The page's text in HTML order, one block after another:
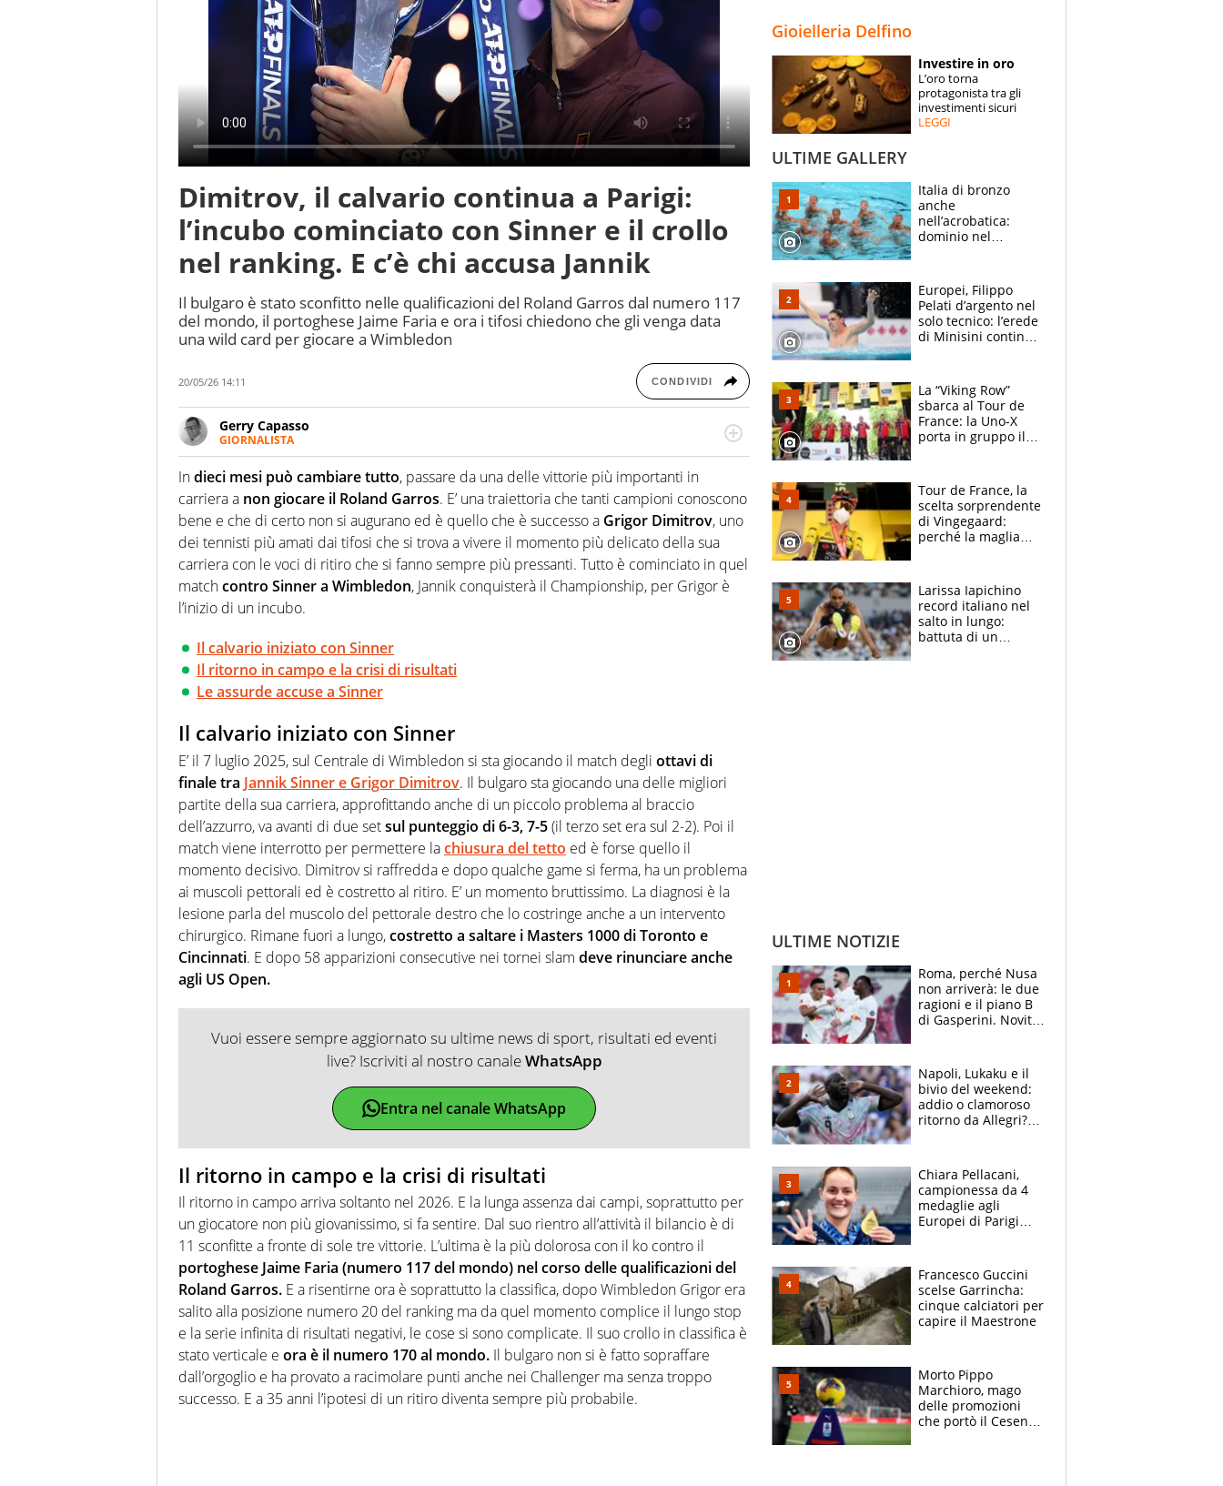
ESPERTI
CONTATTI
Dimitrov, il calvario continua a Parigi:
l’incubo cominciato con Sinner e il crollo
nel ranking. E c’è chi accusa Jannik
Il bulgaro è stato sconfitto nelle qualificazioni del Roland Garros dal numero 117
del mondo, il portoghese Jaime Faria e ora i tifosi chiedono che gli venga data
una wild card per giocare a Wimbledon
20/05/26 14:11 CONDIVIDI
Gerry Capasso
GIORNALISTA
Per lui gli sport americani non hanno segreti: basket, football, baseball e la capacità
innata di trovare la notizia dove altri non vedono granché
Indieci mesi può cambiare tutto, passare da una delle vittorie più importanti in
carriera a non giocare il Roland Garros. E’ una traiettoria che tanti campioni conoscono
bene e che di certo non si augurano ed è quello che è successo a Grigor Dimitrov, uno
dei tennisti più amati dai tifosi che si trova a vivere il momento più delicato della sua
carriera con le voci di ritiro che si fanno sempre più pressanti. Tutto è cominciato in quel
matchcontro Sinner a Wimbledon, Jannik conquisterà il Championship, per Grigor è
l’inizio di un incubo.
Il calvario iniziato con Sinner
Il ritorno in campo e la crisi di risultati
Le assurde accuse a Sinner
Il calvario iniziato con Sinner
E’ il 7 luglio 2025, sul Centrale di Wimbledon si sta giocando il match degli ottavi di
finale tra Jannik Sinner e Grigor Dimitrov. Il bulgaro sta giocando una delle migliori
partite della sua carriera, approfittando anche di un piccolo problema al braccio
dell’azzurro, va avanti di due setsul punteggio di 6-3, 7-5(il terzo set era sul 2-2). Poi il
match viene interrotto per permettere lachiusura del tetto ed è forse quello il
momento decisivo. Dimitrov si raffredda e dopo qualche game si ferma, ha un problema
ai muscoli pettorali ed è costretto al ritiro. E’ un momento bruttissimo. La diagnosi è la
lesione parla del muscolo del pettorale destro che lo costringe anche a un intervento
chirurgico. Rimane fuori a lungo,costretto a saltare i Masters 1000 di Toronto e
Cincinnati. E dopo 58 apparizioni consecutive nei tornei slam deve rinunciare anche
agli US Open.
Vuoi essere sempre aggiornato su ultime news di sport, risultati ed eventi
live? Iscriviti al nostro canaleWhatsApp
Entra nel canale WhatsApp
Il ritorno in campo e la crisi di risultati
Il ritorno in campo arriva soltanto nel 2026. E la lunga assenza dai campi, soprattutto per
un giocatore non più giovanissimo, si fa sentire. Dal suo rientro all’attività il bilancio è di
11 sconfitte a fronte di sole tre vittorie. L’ultima è la più dolorosa con il ko contro il
portoghese Jaime Faria (numero 117 del mondo) nel corso delle qualificazioni del
Roland Garros. E a risentirne ora è soprattutto la classifica, dopo Wimbledon Grigor era
salito alla posizione numero 20 del ranking ma da quel momento complice il lungo stop
e la serie infinita di risultati negativi, le cose si sono complicate. Il suo crollo in classifica è
stato verticale e ora è il numero 170 al mondo. Il bulgaro non si è fatto sopraffare
dall’orgoglio e ha provato a racimolare punti anche nei Challenger ma senza troppo
successo. E a 35 anni l’ipotesi di un ritiro diventa sempre più probabile.
Gioielleria Delfino
Investire in oro
L’oro torna
protagonista tra gli
investimenti sicuri
LEGGI
ULTIME GALLERY
Italia di bronzo
anche
nell’acrobatica:
dominio nel
e compagni
continuare
Europei, Filippo
Pelati d’argento nel
solo tecnico: l’erede
di Minisini continua
mirino
La “Viking Row”
sbarca al Tour de
France: la Uno-X
porta in gruppo il
compagni
Tour de France, la
scelta sorprendente
di Vingegaard:
perché la maglia
rischio da evitare
Larissa Iapichino
record italiano nel
salto in lungo:
battuta di un
ULTIME NOTIZIE
Roma, perché Nusa
non arriverà: le due
ragioni e il piano B
di Gasperini. Novità
Napoli, Lukaku e il
bivio del weekend:
addio o clamoroso
ritorno da Allegri?
Chiara Pellacani,
campionessa da 4
medaglie agli
Europei di Parigi
giornalista, mamma
Francesca
Insegnante e il
fratello calciatore
Francesco Guccini
scelse Garrincha:
cinque calciatori per
capire il Maestrone
Morto Pippo
Marchioro, mago
delle promozioni
che portò il Cesena